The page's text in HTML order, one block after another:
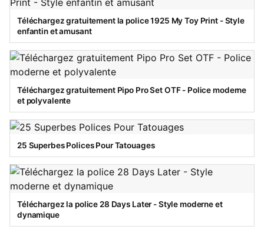
Téléchargez gratuitement la police 1925 My Toy Print - Style
enfantin et amusant
Téléchargez gratuitement Pipo Pro Set OTF - Police moderne
et polyvalente
25 Superbes Polices Pour Tatouages
Téléchargez la police 28 Days Later - Style moderne et
dynamique